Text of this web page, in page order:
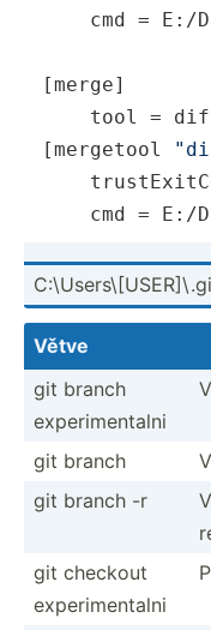
cmd = E:/
[merge]
tool =
[mergetool
cmd = E:/
Větve
git branch
experi­men­talni
git branch
git branch -r
git checkout
experi­men­talni